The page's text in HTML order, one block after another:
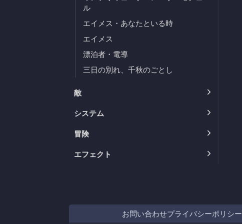
ル
エイメス・あなたといる時
エイメス
漂泊者・電導
三日の別れ、千秋のごとし
敵
システム
冒険
エフェクト
お問い合わせプライバシーポリシー